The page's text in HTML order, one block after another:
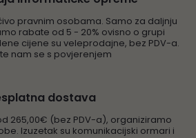
pravnim osobama. Samo za daljnju
rabate od 5 - 20% ovisno o grupi
cijene su veleprodajne, bez PDV-a.
nam se s povjerenjem
dostava
265,00€ (bez PDV-a), organiziramo
Izuzetak su komunikacijski ormari i